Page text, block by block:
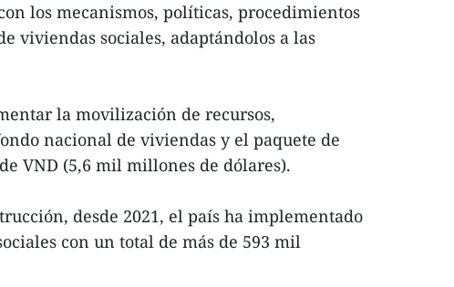
los mecanismos, políticas, procedimientos
viviendas sociales, adaptándolos a las
la movilización de recursos,
nacional de viviendas y el paquete de
VND (5,6 mil millones de dólares).
desde 2021, el país ha implementado
con un total de más de 593 mil